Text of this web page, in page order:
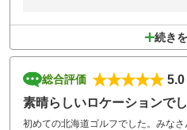
続き
総合評価
5.0
素晴らしいロケーションでし
初めての北海道ゴルフでした。みな